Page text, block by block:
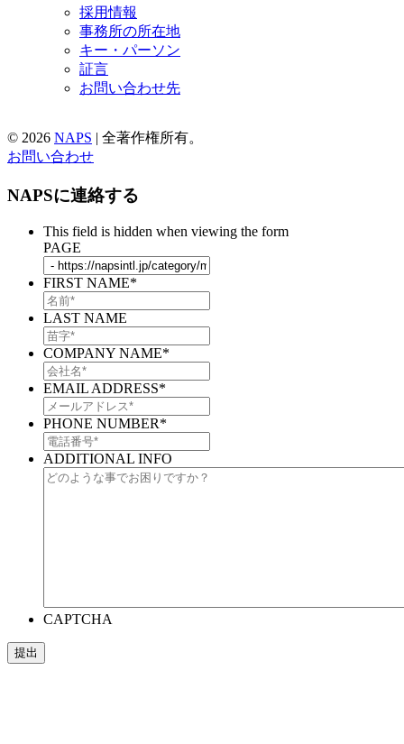
採用情報
事務所の所在地
キー・パーソン
証言
お問い合わせ先
© 2026 NAPS | 全著作権所有。
お問い合わせ
NAPSに連絡する
This field is hidden when viewing the form
PAGE
FIRST NAME*
LAST NAME
COMPANY NAME*
EMAIL ADDRESS*
PHONE NUMBER*
ADDITIONAL INFO
CAPTCHA